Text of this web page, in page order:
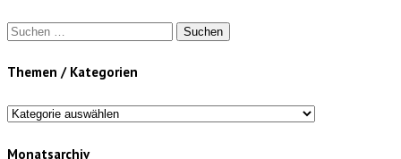
Suchen
Themen / Kategorien
Themen
Monatsarchiv